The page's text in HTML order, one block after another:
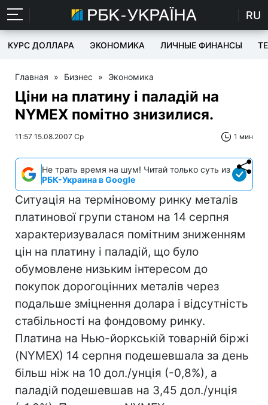
RU
КУРС ДОЛЛАРА ЭКОНОМИКА ЛИЧНЫЕ ФИНАНСЫ
Главная » Бизнес » Экономика
Ціни на платину і паладій на
NYMEX помітно знизилися.
11:57 15.08.2007 Ср 1 мин
Не трать время на шум! Читай только суть из
РБК-Украина в Google
Ситуація на терміновому ринку металів
платинової групи станом на 14 серпня
характеризувалася помітним зниженням
цін на платину і паладій, що було
обумовлене низьким інтересом до
покупок дорогоцінних металів через
подальше зміцнення долара і відсутність
стабільності на фондовому ринку.
Платина на Нью-йоркській товарній біржі
(NYMEX) 14 серпня подешевшала за день
більш ніж на 10 дол./унція (-0,8%), а
паладій подешевшав на 3,45 дол./унція